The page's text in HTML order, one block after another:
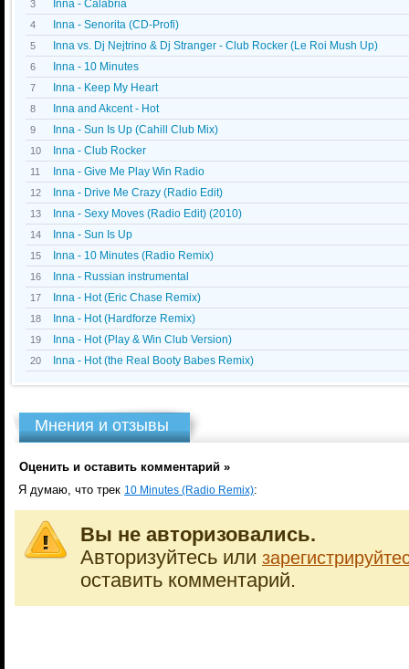
3 Inna - Calabria
4 Inna - Senorita (CD-Profi)
5 Inna vs. Dj Nejtrino & Dj Stranger - Club Rocker (Le Roi Mush Up)
6 Inna - 10 Minutes
7 Inna - Keep My Heart
8 Inna and Akcent - Hot
9 Inna - Sun Is Up (Cahill Club Mix)
10 Inna - Club Rocker
11 Inna - Give Me Play Win Radio
12 Inna - Drive Me Crazy (Radio Edit)
13 Inna - Sexy Moves (Radio Edit) (2010)
14 Inna - Sun Is Up
15 Inna - 10 Minutes (Radio Remix)
16 Inna - Russian instrumental
17 Inna - Hot (Eric Chase Remix)
18 Inna - Hot (Hardforze Remix)
19 Inna - Hot (Play & Win Club Version)
20 Inna - Hot (the Real Booty Babes Remix)
Мнения и отзывы
Оценить и оставить комментарий »
Я думаю, что трек 10 Minutes (Radio Remix):
Вы не авторизовались.
Авторизуйтесь или
оставить комментарий.